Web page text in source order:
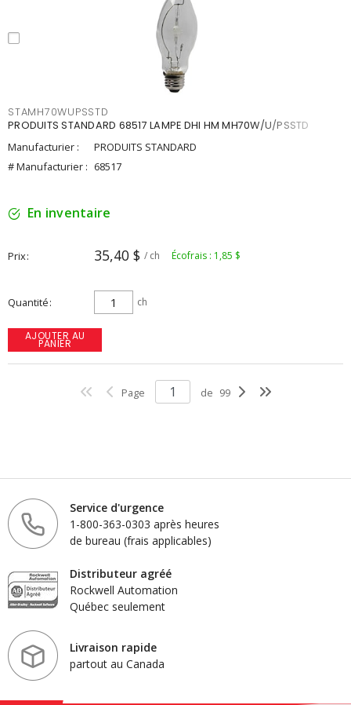
STAMH70WUPSSTD
PRODUITS STANDARD 68517 LAMPE DHI HM MH70W/U/PSSTD
Manufacturier :
PRODUITS STANDARD
# Manufacturier : 68517
En inventaire
Prix 35,40 $ / ch Écofrais : 1,85 $
Quantité ch
AJOUTER AU
PANIER
Page de 99
Service d'urgence
1-800-363-0303 après heures
de bureau (frais applicables)
Distributeur agréé
Rockwell Automation
Québec seulement
Livraison rapide
partout au Canada